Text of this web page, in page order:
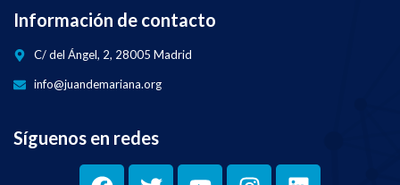
Información de contacto
C/ del Ángel, 2, 28005 Madrid
info@juandemariana.org
Síguenos en redes